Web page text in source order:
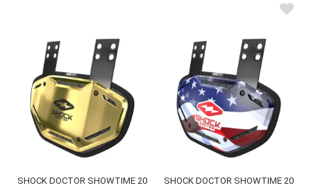
SHOCK DOCTOR SHOWTIME 20
SHOCK DOCTOR SHOWTIME 20